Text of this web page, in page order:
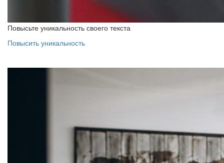
Повысьте уникальность своего текста
Повысить уникальность